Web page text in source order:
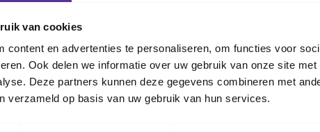
van cookies
content en advertenties te personaliseren, om functies voor
Ook delen we informatie over uw gebruik van onze site
Deze partners kunnen deze gegevens combineren met
verzameld op basis van uw gebruik van hun services.
(9 – 13 jaar) die last hebben van faalangst
van de aanbiedende gemeente.
van 1.5 uur
de opvolgende bijeenkomsten wekelijks plaats
van minimaal 6 en maximaal 10 kinderen